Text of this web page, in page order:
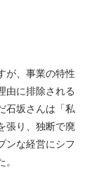
が、事業の特性
由に排除される
石坂さんは「私
張り、独断で廃
ンな経営にシフ